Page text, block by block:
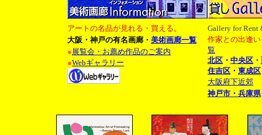
アートの名品が見れる・買える。
大阪・神戸の有名画廊・ 美術画廊一覧
●展覧会・お薦め作品のご案内
●Webギャラリー
Gallery for Rent
作家との出逢い
覧
北区 ・ 中央区 ・
住吉区 ・ 東成区
大阪府下近郊
神戸市・兵庫県